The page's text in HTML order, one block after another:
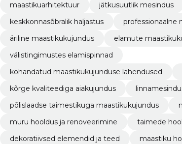
maastikuarhitektuur
jätkusuutlik mesindus
keskkonnasõbralik haljastus
professionaalne
äriline maastikukujundus
elamute
välistingimustes elamispinnad
kohandatud maastikukujunduse lahendused
kõrge kvaliteediga aiakujundus
põlislaadse taimestikuga maastikukujundus
muru hooldus ja renoveerimine
taimede
dekoratiivsed elemendid ja teed
maastiku